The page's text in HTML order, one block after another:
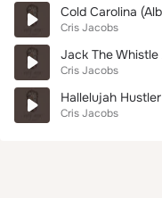
Cold Carolina
Cris Jacobs
Jack The Whistle
Cris Jacobs
Hallelujah
Cris Jacobs